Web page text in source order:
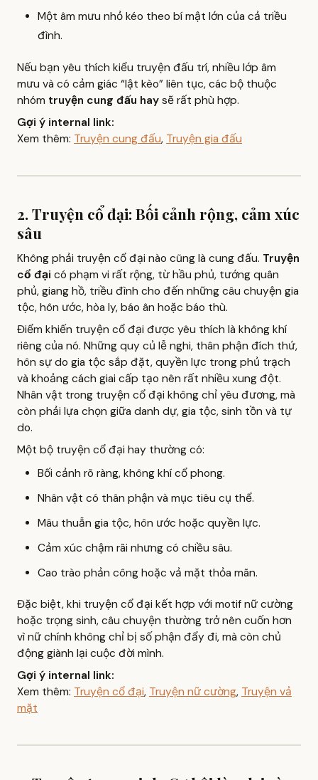
Một âm mưu nhỏ kéo theo bí mật lớn của cả triều
đình.
Nếu bạn yêu thích kiểu truyện đấu trí, nhiều lớp âm
mưu và có cảm giác “lật kèo” liên tục, các bộ thuộc
nhóm truyện cung đấu hay sẽ rất phù hợp.
Gợi ý internal link:
Xem thêm: Truyện cung đấu, Truyện gia đấu
2. Truyện cổ đại: Bối cảnh rộng, cảm xúc
sâu
Không phải truyện cổ đại nào cũng là cung đấu. Truyện
cổ đại có phạm vi rất rộng, từ hầu phủ, tướng quân
phủ, giang hồ, triều đình cho đến những câu chuyện gia
tộc, hôn ước, hòa ly, báo ân hoặc báo thù.
Điểm khiến truyện cổ đại được yêu thích là không khí
riêng của nó. Những quy củ lễ nghi, thân phận đích thứ,
hôn sự do gia tộc sắp đặt, quyền lực trong phủ trạch
và khoảng cách giai cấp tạo nên rất nhiều xung đột.
Nhân vật trong truyện cổ đại không chỉ yêu đương, mà
còn phải lựa chọn giữa danh dự, gia tộc, sinh tồn và tự
do.
Một bộ truyện cổ đại hay thường có:
Bối cảnh rõ ràng, không khí cổ phong.
Nhân vật có thân phận và mục tiêu cụ thể.
Mâu thuẫn gia tộc, hôn ước hoặc quyền lực.
Cảm xúc chậm rãi nhưng có chiều sâu.
Cao trào phản công hoặc vả mặt thỏa mãn.
Đặc biệt, khi truyện cổ đại kết hợp với motif nữ cường
hoặc trọng sinh, câu chuyện thường trở nên cuốn hơn
vì nữ chính không chỉ bị số phận đẩy đi, mà còn chủ
động giành lại cuộc đời mình.
Gợi ý internal link:
Xem thêm: Truyện cổ đại, Truyện nữ cường, Truyện vả
mặt